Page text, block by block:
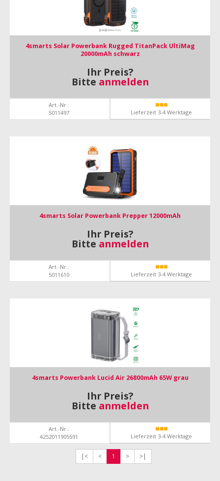
4smarts Solar Powerbank Rugged TitanPack UltiMag
20000mAh schwarz
Ihr Preis?
Bitte anmelden
Art.-Nr.:
5011497
Lieferzeit 3-4 Werktage
4smarts Solar Powerbank Prepper 12000mAh
Ihr Preis?
Bitte anmelden
Art.-Nr.:
5011610
Lieferzeit 3-4 Werktage
4smarts Powerbank Lucid Air 26800mAh 65W grau
Ihr Preis?
Bitte anmelden
Art.-Nr.:
4252011905591
Lieferzeit 3-4 Werktage
|< < 1 > >|